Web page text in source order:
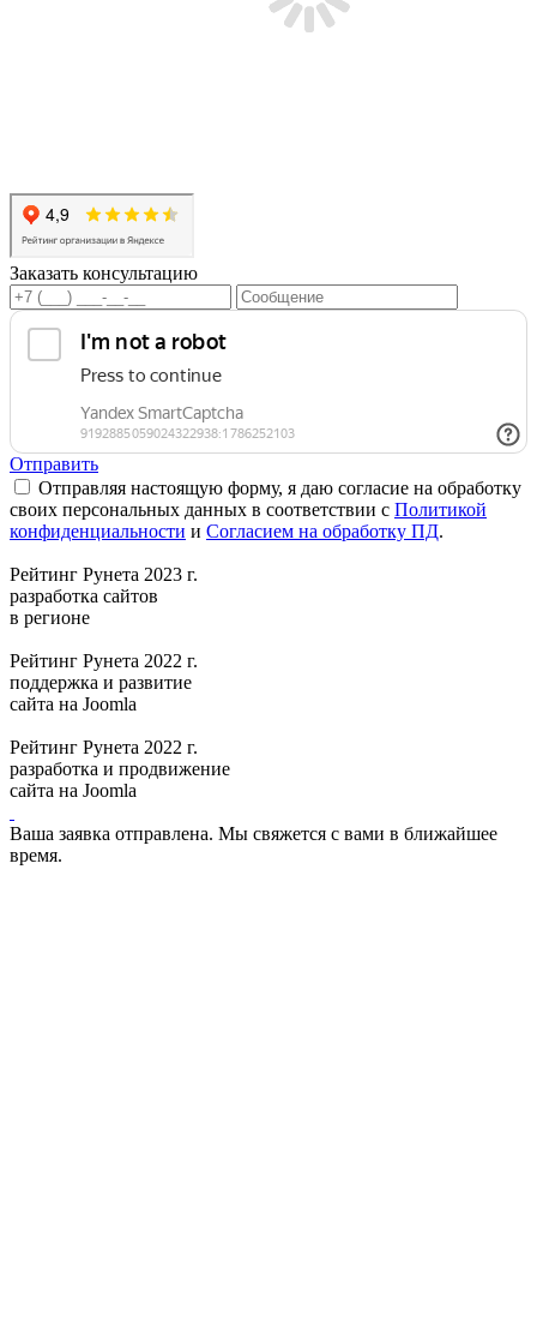
Заказать консультацию
Отправить
Отправляя настоящую форму, я даю согласие на обработку
своих персональных данных в соответствии с Политикой
конфиденциальности и Согласием на обработку ПД.
Рейтинг Рунета 2023 г.
разработка сайтов
в регионе
Рейтинг Рунета 2022 г.
поддержка и развитие
сайта на Joomla
Рейтинг Рунета 2022 г.
разработка и продвижение
сайта на Joomla
Ваша заявка отправлена. Мы свяжется с вами в ближайшее
время.